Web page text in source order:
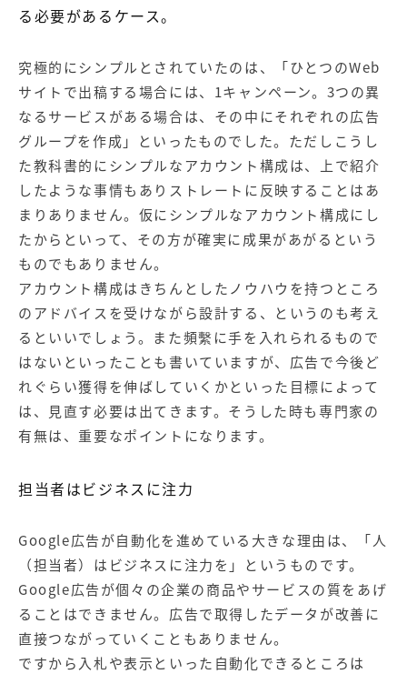
る必要があるケース。
究極的にシンプルとされていたのは、「ひとつのWeb
サイトで出稿する場合には、1キャンペーン。3つの異
なるサービスがある場合は、その中にそれぞれの広告
グループを作成」といったものでした。ただしこうし
た教科書的にシンプルなアカウント構成は、上で紹介
したような事情もありストレートに反映することはあ
まりありません。仮にシンプルなアカウント構成にし
たからといって、その方が確実に成果があがるという
ものでもありません。
アカウント構成はきちんとしたノウハウを持つところ
のアドバイスを受けながら設計する、というのも考え
るといいでしょう。また頻繫に手を入れられるもので
はないといったことも書いていますが、広告で今後ど
れぐらい獲得を伸ばしていくかといった目標によって
は、見直す必要は出てきます。そうした時も専門家の
有無は、重要なポイントになります。
担当者はビジネスに注力
Google広告が自動化を進めている大きな理由は、「人
（担当者）はビジネスに注力を」というものです。
Google広告が個々の企業の商品やサービスの質をあげ
ることはできません。広告で取得したデータが改善に
直接つながっていくこともありません。
ですから入札や表示といった自動化できるところは